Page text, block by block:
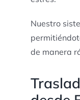
Nuestro
de manera